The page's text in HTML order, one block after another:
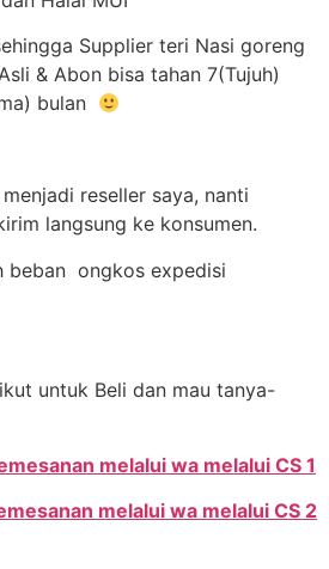
Supplier teri Nasi goreng
& Abon bisa tahan 7(Tujuh)
bulan
reseller saya, nanti
langsung ke konsumen.
beban ongkos expedisi
untuk Beli dan mau tanya-
melalui wa melalui CS 1
melalui wa melalui CS 2